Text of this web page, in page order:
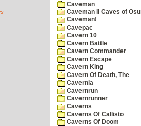
Caveman
Caveman II Caves of
Caveman!
Cavepac
Cavern 10
Cavern Battle
Cavern Commander
Cavern Escape
Cavern King
Cavern Of Death, The
Cavernia
Cavernrun
Cavernrunner
Caverns
Caverns Of Callisto
Caverns Of Doom